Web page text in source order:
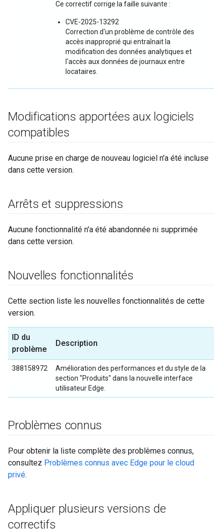
Ce correctif corrige la faille suivante :
CVE-2025-13292
Correction d'un problème de contrôle des
accès inapproprié qui entraînait la
modification des données analytiques et
l'accès aux données de journaux entre
locataires.
Modifications apportées aux logiciels
compatibles
Aucune prise en charge de nouveau logiciel n'a été incluse
dans cette version.
Arrêts et suppressions
Aucune fonctionnalité n'a été abandonnée ni supprimée
dans cette version.
Nouvelles fonctionnalités
Cette section liste les nouvelles fonctionnalités de cette
version.
ID du
problème
Description
388158972
Amélioration des performances et du style de la
section "Produits" dans la nouvelle interface
utilisateur Edge.
Problèmes connus
Pour obtenir la liste complète des problèmes connus,
consultez Problèmes connus avec Edge pour le cloud
privé.
Appliquer plusieurs versions de
correctifs